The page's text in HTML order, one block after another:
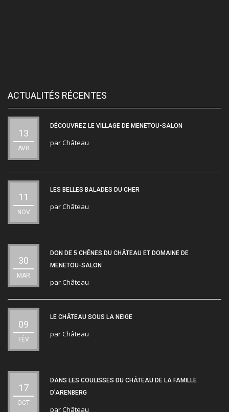
ACTUALITÉS RÉCENTES
13
AVR
DÉCOUVREZ LE VILLAGE DE MENETOU-SALON
parChâteau
11
NOV
LES BELLES BALADES DU CHER
parChâteau
30
MAR
DON DE 5 CHÊNES DU CHÂTEAU ET DOMAINE DE
MENETOU-SALON
parChâteau
09
FÉV
LE CHÂTEAU SOUS LA NEIGE
parChâteau
17
OCT
DANS LES COULISSES DU CHÂTEAU DE LA FAMILLE
D’ARENBERG
parChâteau